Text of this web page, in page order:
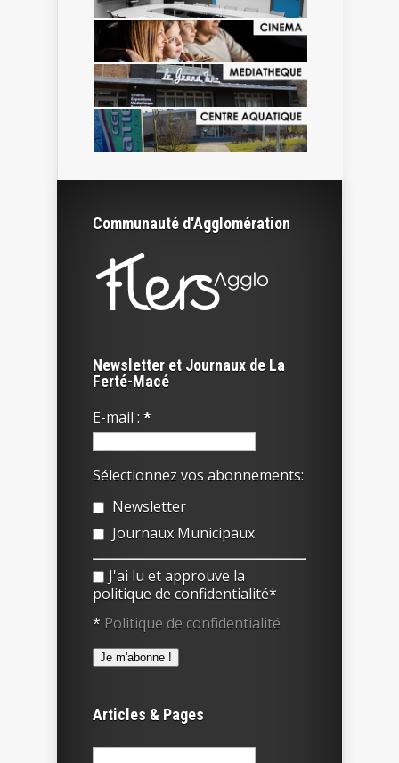
Communauté d'Agglomération
Newsletter et Journaux de La
Ferté-Macé
E-mail : *
Sélectionnez vos abonnements:
Newsletter
Journaux Municipaux
J'ai lu et approuve la
politique de confidentialité*
* Politique de confidentialité
Articles & Pages
Rechercher :